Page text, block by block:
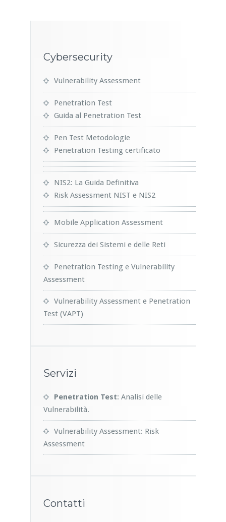
Cybersecurity
Vulnerability Assessment
Penetration Test
Guida al Penetration Test
Pen Test Metodologie
Penetration Testing certificato
NIS2: La Guida Definitiva
Risk Assessment NIST e NIS2
Mobile Application Assessment
Sicurezza dei Sistemi e delle Reti
Penetration Testing e Vulnerability
Assessment
Vulnerability Assessment e Penetration
Test (VAPT)
Servizi
Penetration Test: Analisi delle
Vulnerabilità.
Vulnerability Assessment: Risk
Assessment
Contatti